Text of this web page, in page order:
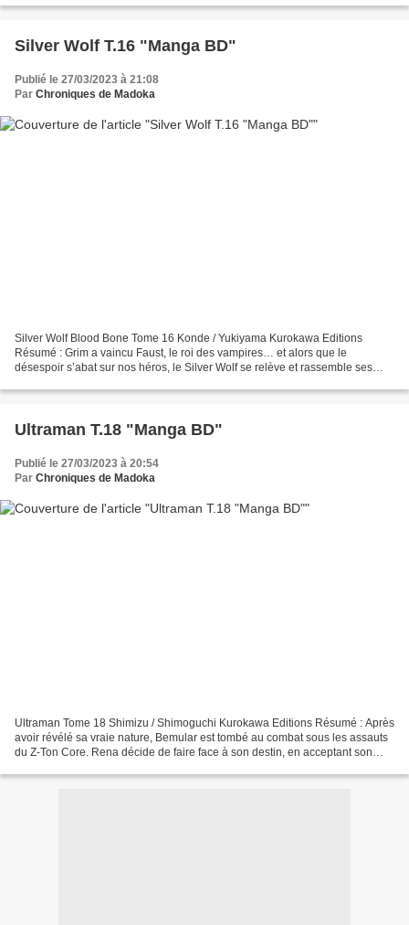
Silver Wolf T.16 "Manga BD"
Publié le 27/03/2023 à 21:08
Par Chroniques de Madoka
Silver Wolf Blood Bone Tome 16 Konde / Yukiyama Kurokawa Editions
Résumé : Grim a vaincu Faust, le roi des vampires… et alors que le
désespoir s’abat sur nos héros, le Silver Wolf se relève et rassemble ses
Ultraman T.18 "Manga BD"
Publié le 27/03/2023 à 20:54
Par Chroniques de Madoka
Ultraman Tome 18 Shimizu / Shimoguchi Kurokawa Editions Résumé : Après
avoir révélé sa vraie nature, Bemular est tombé au combat sous les assauts
du Z-Ton Core. Rena décide de faire face à son destin, en acceptant son